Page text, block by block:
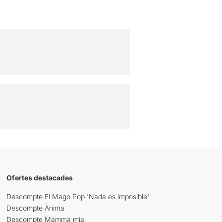
Ofertes destacades
Descompte El Mago Pop 'Nada es imposible'
Descompte Ànima
Descompte Mamma mia